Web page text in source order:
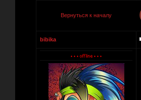
Вернуться к началу
bibika